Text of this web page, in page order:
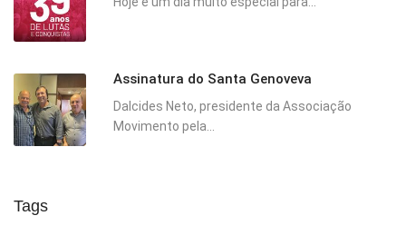
Assinatura do Santa Genoveva
Dalcides Neto, presidente da Associação
Movimento pela...
Tags